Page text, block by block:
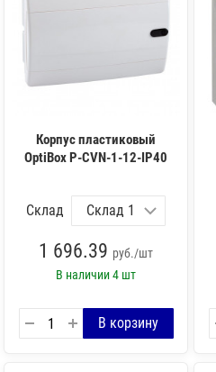
Корпус пластиковый
OptiBox P-CVN-1-12-IP40
Склад
1 696.39 руб./шт
В наличии4 шт